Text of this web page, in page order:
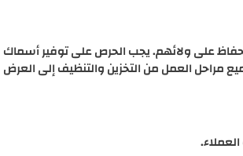
على ولائهم. يجب الحرص على توفير أسماك
مراحل العمل من التخزين والتنظيف إلى العرض